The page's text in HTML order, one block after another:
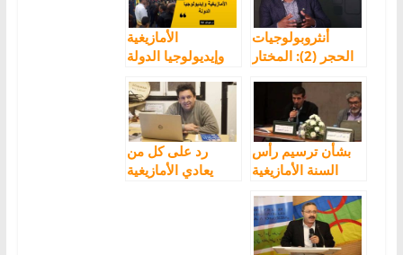
أنثروبولوجيات
الحجر (2): المختار
الأنثروبولوجيا
بالمغرب.
الأمازيغية
وإيديولوجيا الدولة
بشأن ترسيم رأس
السنة الأمازيغية
رد على كل من
يعادي الأمازيغية